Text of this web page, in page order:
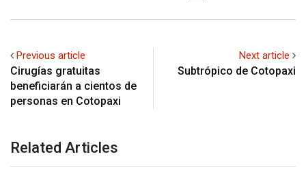
Previous article
Cirugías gratuitas
beneficiarán a cientos de
personas en Cotopaxi
Next article
Subtrópico de Cotopaxi
Related Articles